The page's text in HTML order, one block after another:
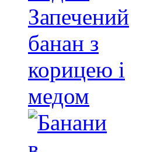
Запечений
банан з
корицею і
медом